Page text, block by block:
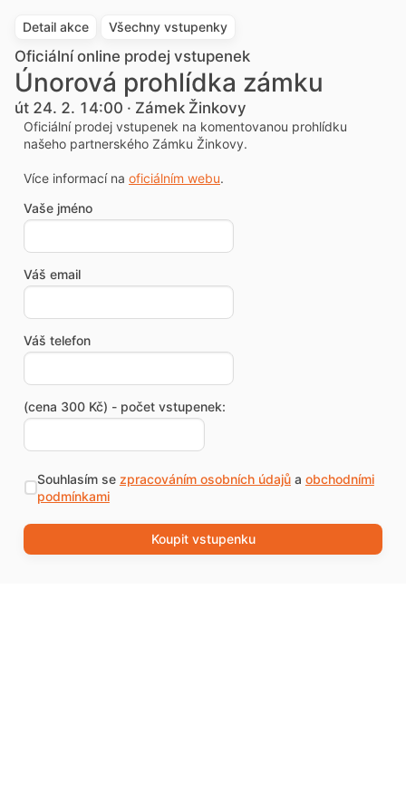
Detail akce Všechny vstupenky
Oficiální online prodej vstupenek
Únorová prohlídka zámku
út 24. 2. 14:00 · Zámek Žinkovy
Oficiální prodej vstupenek na komentovanou prohlídku
našeho partnerského Zámku Žinkovy.
Více informací na oficiálním webu.
Vaše jméno
Váš email
Váš telefon
(cena 300 Kč) - počet vstupenek:
Souhlasím se zpracováním osobních údajůa obchodními
podmínkami
Koupit vstupenku